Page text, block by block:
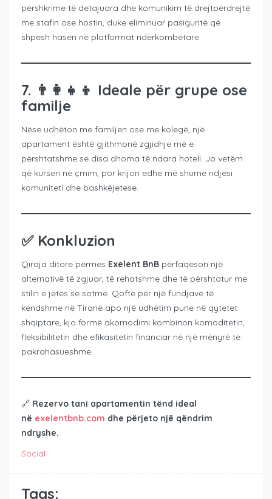
përshkrime të detajuara dhe komunikim të drejtpërdrejtë
me stafin ose hostin, duke eliminuar pasiguritë që
shpesh hasen në platformat ndërkombëtare.
7. 👨‍👩‍👧‍👦 Ideale për grupe ose
familje
Nëse udhëton me familjen ose me kolegë, një
apartament është gjithmonë zgjidhje më e
përshtatshme se disa dhoma të ndara hoteli. Jo vetëm
që kursen në çmim, por krijon edhe më shumë ndjesi
komuniteti dhe bashkëjetese.
✅ Konkluzion
Qiraja ditore përmes Exelent BnB përfaqëson një
alternativë të zgjuar, të rehatshme dhe të përshtatur me
stilin e jetës së sotme. Qoftë për një fundjavë të
këndshme në Tiranë apo një udhëtim pune në qytetet
shqiptare, kjo formë akomodimi kombinon komoditetin,
fleksibilitetin dhe efikasitetin financiar në një mënyrë të
pakrahasueshme.
🔗 Rezervo tani apartamentin tënd ideal
në exelentbnb.com dhe përjeto një qëndrim
ndryshe.
Social
Tags: